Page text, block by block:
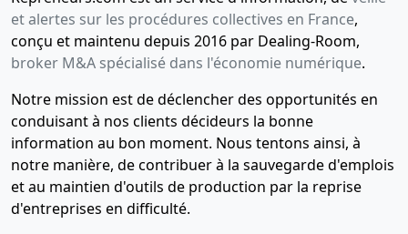
et alertes sur les procédures collectives en France,
conçu et maintenu depuis 2016 par Dealing-Room,
broker M&A spécialisé dans l'économie numérique.
Notre mission est de déclencher des opportunités en
conduisant à nos clients décideurs la bonne
information au bon moment. Nous tentons ainsi, à
notre manière, de contribuer à la sauvegarde d'emplois
et au maintien d'outils de production par la reprise
d'entreprises en difficulté.